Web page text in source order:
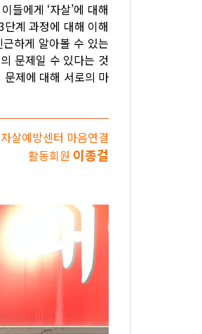
들에게 ‘자살’에 대해
단계 과정에 대해 이해
근하게 알아볼 수 있는
문제일 수 있다는 것
제에 대해 서로의 마
살예방센터 마음연결
활동회원 이종걸